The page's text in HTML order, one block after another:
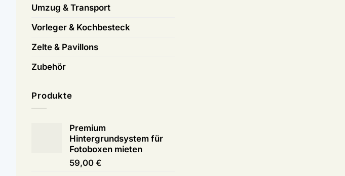
Umzug & Transport
Vorleger & Kochbesteck
Zelte & Pavillons
Zubehör
Produkte
Premium
Hintergrundsystem für
Fotoboxen mieten
59,00 €